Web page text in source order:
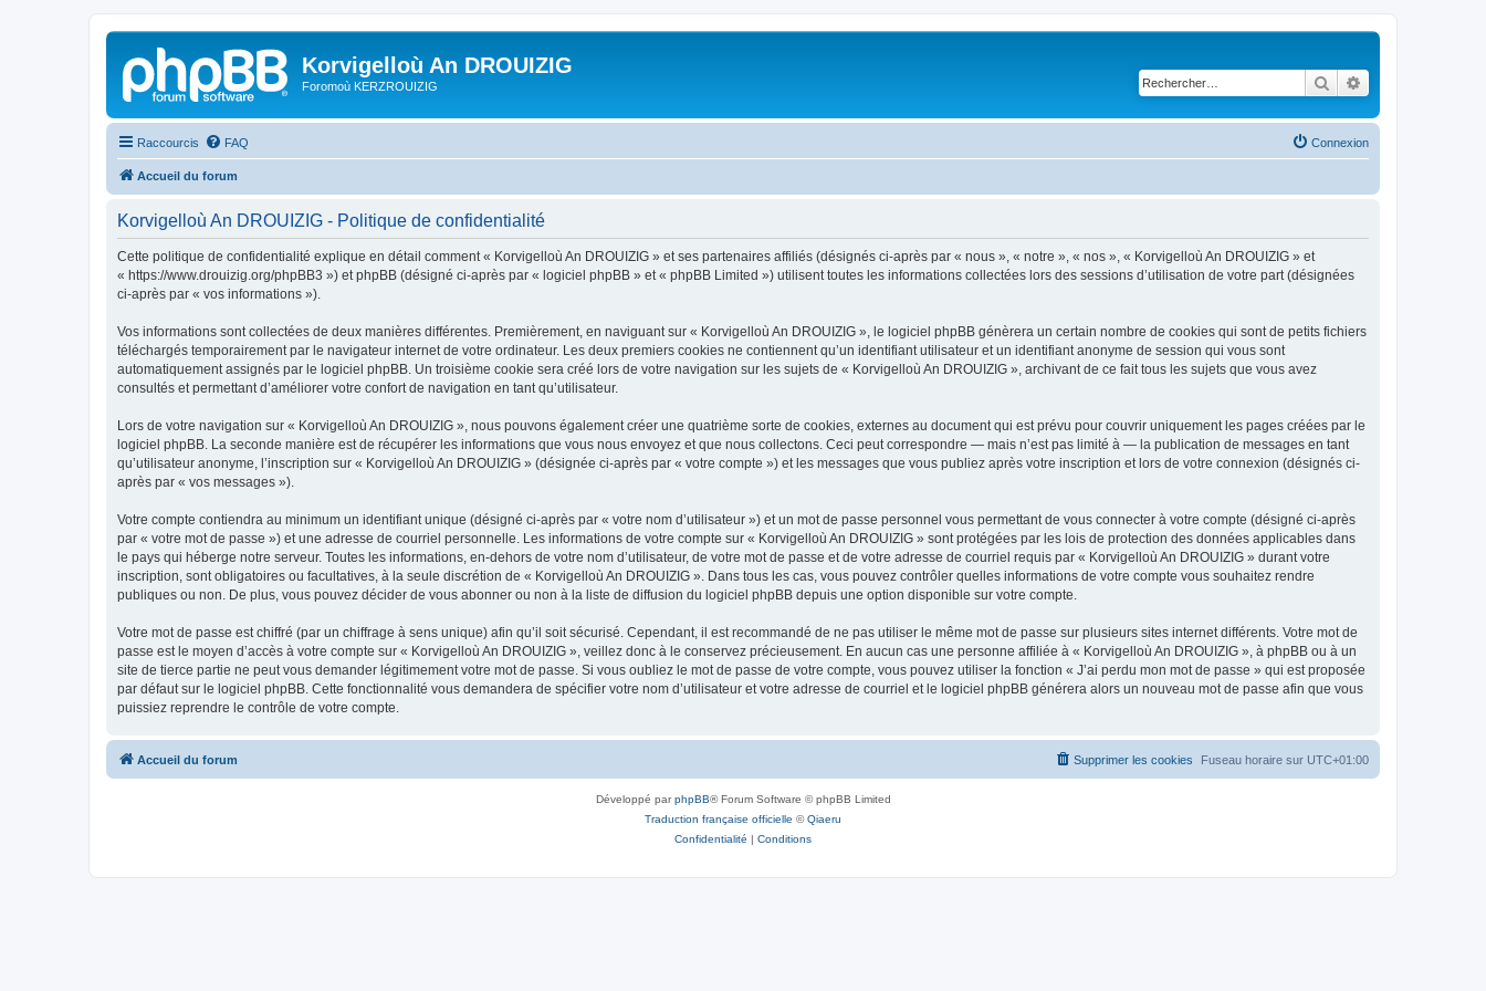
Korvigelloù An DROUIZIG
Foromoù KERZROUIZIG Rechercher
Raccourcis FAQ Connexion
Accueil du forum
Korvigelloù An DROUIZIG - Politique de confidentialité
Cette politique de confidentialité explique en détail comment « Korvigelloù An DROUIZIG » et ses partenaires affiliés (désignés ci-après par « nous », « notre », « nos », « Korvigelloù An DROUIZIG » et
« https://www.drouizig.org/phpBB3 ») et phpBB (désigné ci-après par « logiciel phpBB » et « phpBB Limited ») utilisent toutes les informations collectées lors des sessions d’utilisation de votre part (désignées
ci-après par « vos informations »).
Vos informations sont collectées de deux manières différentes. Premièrement, en naviguant sur « Korvigelloù An DROUIZIG », le logiciel phpBB génèrera un certain nombre de cookies qui sont de petits fichiers
téléchargés temporairement par le navigateur internet de votre ordinateur. Les deux premiers cookies ne contiennent qu’un identifiant utilisateur et un identifiant anonyme de session qui vous sont
automatiquement assignés par le logiciel phpBB. Un troisième cookie sera créé lors de votre navigation sur les sujets de « Korvigelloù An DROUIZIG », archivant de ce fait tous les sujets que vous avez
consultés et permettant d’améliorer votre confort de navigation en tant qu’utilisateur.
Lors de votre navigation sur « Korvigelloù An DROUIZIG », nous pouvons également créer une quatrième sorte de cookies, externes au document qui est prévu pour couvrir uniquement les pages créées par le
logiciel phpBB. La seconde manière est de récupérer les informations que vous nous envoyez et que nous collectons. Ceci peut correspondre — mais n’est pas limité à — la publication de messages en tant
qu’utilisateur anonyme, l’inscription sur « Korvigelloù An DROUIZIG » (désignée ci-après par « votre compte ») et les messages que vous publiez après votre inscription et lors de votre connexion (désignés ci-
après par « vos messages »).
Votre compte contiendra au minimum un identifiant unique (désigné ci-après par « votre nom d’utilisateur ») et un mot de passe personnel vous permettant de vous connecter à votre compte (désigné ci-après
par « votre mot de passe ») et une adresse de courriel personnelle. Les informations de votre compte sur « Korvigelloù An DROUIZIG » sont protégées par les lois de protection des données applicables dans
le pays qui héberge notre serveur. Toutes les informations, en-dehors de votre nom d’utilisateur, de votre mot de passe et de votre adresse de courriel requis par « Korvigelloù An DROUIZIG » durant votre
inscription, sont obligatoires ou facultatives, à la seule discrétion de « Korvigelloù An DROUIZIG ». Dans tous les cas, vous pouvez contrôler quelles informations de votre compte vous souhaitez rendre
publiques ou non. De plus, vous pouvez décider de vous abonner ou non à la liste de diffusion du logiciel phpBB depuis une option disponible sur votre compte.
Votre mot de passe est chiffré (par un chiffrage à sens unique) afin qu’il soit sécurisé. Cependant, il est recommandé de ne pas utiliser le même mot de passe sur plusieurs sites internet différents. Votre mot de
passe est le moyen d’accès à votre compte sur « Korvigelloù An DROUIZIG », veillez donc à le conservez précieusement. En aucun cas une personne affiliée à « Korvigelloù An DROUIZIG », à phpBB ou à un
site de tierce partie ne peut vous demander légitimement votre mot de passe. Si vous oubliez le mot de passe de votre compte, vous pouvez utiliser la fonction « J’ai perdu mon mot de passe » qui est proposée
par défaut sur le logiciel phpBB. Cette fonctionnalité vous demandera de spécifier votre nom d’utilisateur et votre adresse de courriel et le logiciel phpBB générera alors un nouveau mot de passe afin que vous
puissiez reprendre le contrôle de votre compte.
Accueil du forum Fuseau horaire sur UTC+01:00
Supprimer les cookies
Développé parphpBB® Forum Software © phpBB Limited
Traduction française officielle ©Qiaeru
Confidentialité | Conditions